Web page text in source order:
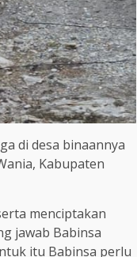
di desa binaannya
Kabupaten
menciptakan
jawab Babinsa
itu Babinsa perlu